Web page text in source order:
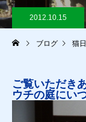
2012.10.15
ブログ 猫
ご覧いただき
ウチの庭にい